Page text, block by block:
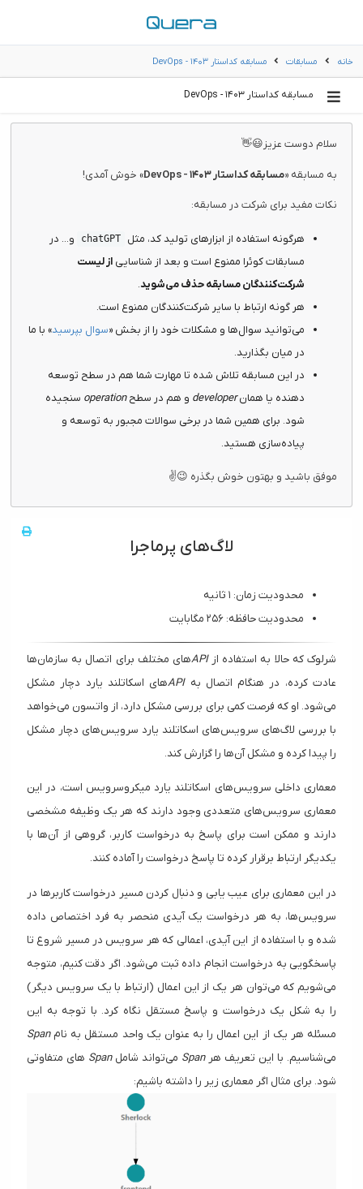
خانه مسابقات مسابقه کداستار ۱۴۰۳ - DevOps
مسابقه کداستار ۱۴۰۳ - DevOps
سلام دوست عزیز😃👋
به مسابقه «مسابقه کداستار ۱۴۰۳ - DevOps » خوش آمدی!
نکات مفید برای شرکت در مسابقه:
هرگونه استفاده از ابزارهای تولید کد، مثل chatGPT
و... در
مسابقات کوئرا ممنوع است و بعد از شناساییاز لیست
شرکت‌کنندگان مسابقه حذف می‌شوید.
هر گونه ارتباط با سایر شرکت‌کنندگان ممنوع است.
می‌توانید سوال‌ها و مشکلات خود را از بخش «سوال بپرسید» با ما
در میان بگذارید.
در این مسابقه تلاش شده تا مهارت شما هم در سطح توسعه
دهنده یا همانdeveloper و هم در سطحoperation سنجیده
شود. برای همین شما در برخی سوالات مجبور به توسعه و
پیاده‌سازی هستید.
موفق باشید و بهتون خوش بگذره 😉✌
لاگ‌های پرماجرا
محدودیت زمان: ۱ ثانیه
محدودیت حافظه: ۲۵۶ مگابایت
شرلوک که حالا به استفاده ازAPIهای مختلف برای اتصال به سازمان‌ها
عادت کرده، در هنگام اتصال بهAPIهای اسکاتلند یارد دچار مشکل
می‌شود. او که فرصت کمی برای بررسی مشکل دارد، از واتسون می‌خواهد
با بررسی لاگ‌های سرویس‌های اسکاتلند یارد سرویس‌های دچار مشکل
را پیدا کرده و مشکل آن‌ها را گزارش کند.
معماری داخلی سرویس‌های اسکاتلند یارد میکروسرویس است، در این
معماری سرویس‌های متعددی وجود دارند که هر یک وظیفه مشخصی
دارند و ممکن است برای پاسخ به درخواست کاربر،‌ گروهی از آن‌ها با
یکدیگر ارتباط برقرار کرده تا پاسخ درخواست را آماده کنند.
در این معماری برای عیب یابی و دنبال کردن مسیر درخواست کاربرها در
سرویس‌ها، به هر درخواست یک آیدی منحصر به فرد اختصاص داده
شده و با استفاده از این آیدی، اعمالی که هر سرویس در مسیر شروع تا
پاسخگویی به درخواست انجام داده ثبت می‌شود. اگر دقت کنیم، متوجه
می‌شویم که می‌توان هر یک از این اعمال (ارتباط با یک سرویس دیگر)
را به شکل یک درخواست و پاسخ مستقل نگاه کرد. با توجه به این
مسئله هر یک از این اعمال را به عنوان یک واحد مستقل به نامSpan
می‌شناسیم. با این تعریف هرSpan می‌تواند شاملSpan های متفاوتی
شود. برای مثال اگر معماری زیر را داشته باشیم: